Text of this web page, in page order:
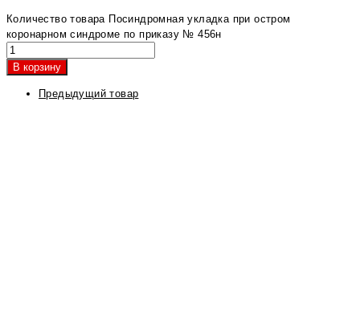
Количество товара Посиндромная укладка при остром
коронарном синдроме по приказу № 456н
В корзину
Предыдущий товар